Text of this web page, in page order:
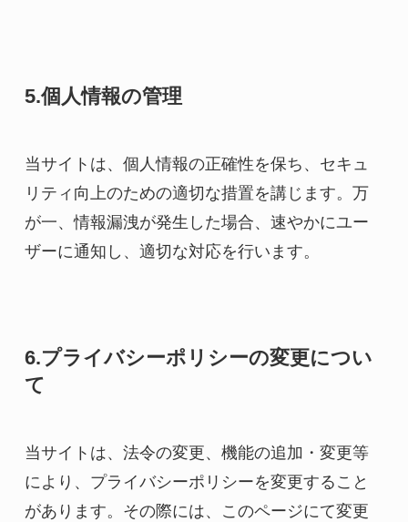
5.個人情報の管理
当サイトは、個人情報の正確性を保ち、セキュ
リティ向上のための適切な措置を講じます。万
が一、情報漏洩が発生した場合、速やかにユー
ザーに通知し、適切な対応を行います。
6.プライバシーポリシーの変更につい
て
当サイトは、法令の変更、機能の追加・変更等
により、プライバシーポリシーを変更すること
があります。その際には、このページにて変更